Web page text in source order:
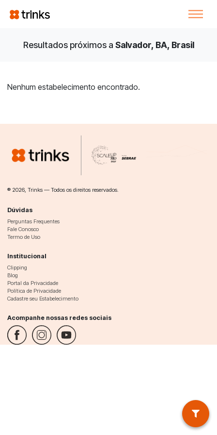
Resultados próximos a Salvador, BA, Brasil
Nenhum estabelecimento encontrado.
® 2026, Trinks — Todos os direitos reservados.
Dúvidas
Perguntas Frequentes
Fale Conosco
Termo de Uso
Institucional
Clipping
Blog
Portal da Privacidade
Política de Privacidade
Cadastre seu Estabelecimento
Acompanhe nossas redes sociais